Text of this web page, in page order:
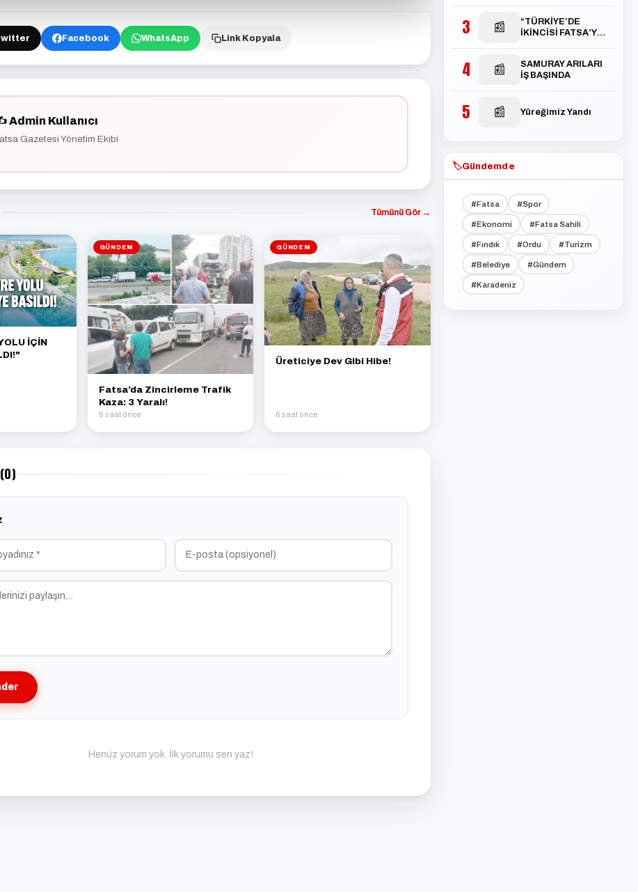
Facebook WhatsApp Link Kopyala
Admin Kullanıcı
Gazetesi Yönetim Ekibi
Tümünü Gör →
İÇİN
GÜNDEM
Fatsa’da Zincirleme Trafik
Kaza: 3 Yaralı!
6 saat önce
GÜNDEM
Üreticiye Dev Gibi Hibe!
6 saat önce
Henüz yorum yok. İlk yorumu sen yaz!
3 📰
“TÜRKİYE’DE
İKİNCİSİ FATSA’YA
4 📰
SAMURAY ARILARI
İŞ BAŞINDA
5 📰 Yüreğimiz Yandı
🏷️Gündemde
#Fatsa #Spor
#Ekonomi #Fatsa Sahili
#Fındık #Ordu #Turizm
#Belediye #Gündem
#Karadeniz